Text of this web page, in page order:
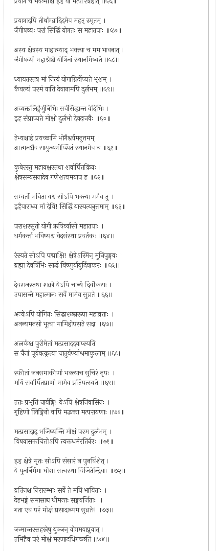
प्रयागादपि तीर्थाग्य्रादिदमेव महत् स्मृतम् ।
जैगीषव्यः परां सिद्धिं योगतः स महातपाः ॥५७॥
अस्य क्षेत्रस्य माहात्म्याद् भक्त्या च मम भावनात् ।
जैगीषव्यो महाश्रेष्ठो योगिनां स्थानमिष्यते ॥५८॥
ध्यायतस्तत्र मां नित्यं योगाग्निर्दीप्यते भृशम् ।
कैवल्यं परमं याति देवानामपि दुर्लभम् ॥५९॥
अव्यक्तलिङ्गैर्मुनिभिः सर्वसिद्धान्त वेदिभिः ।
इह संप्राप्यते मोक्षो दुर्लभो देवदानवैः ॥६०॥
तेभ्यश्चाहं प्रयच्छामि भोगैश्वर्यमनुत्तमम् ।
आत्मनश्चैव सायुज्यमीप्सितं स्थानमेव च ॥६१॥
कुबेरस्तु महायक्षस्तथा शर्वार्पितक्रियः ।
क्षेत्रसम्वसनादेव गणेशत्वमवाप ह ॥६२॥
सम्वर्तो भविता यश्च सोऽपि भक्त्या ममैव तु ।
इहैवाराध्य मां देवि! सिद्धिं यास्यत्यनुत्तमाम् ॥६३॥
पराशरसुतो योगी ऋषिर्व्यासो महातपाः ।
धर्मकर्त्ता भविष्यश्च वेदसंस्था प्रवर्तकः ॥६४॥
रंस्यते सोऽपि पद्माक्षि! क्षेत्रेऽस्मिन् मुनिपुङ्गवः ।
ब्रह्मा देवर्षिभिः सार्द्धं विष्णुर्वायुर्दिवाकरः ॥६५॥
देवराजस्तथा शक्रो येऽपि चान्ये दिवौकसः ।
उपासन्ते महात्मानः सर्वे मामेव सुव्रते ॥६६॥
अन्येऽपि योगिनः सिद्धाश्छन्नरूपा महाव्रताः ।
अनन्यमनसो भूत्वा मामिहोपसते सदा ॥६७॥
अलर्कश्च पुरीमेतां मत्प्रसाददवाप्स्यति ।
स चैनां पूर्ववत्कृत्वा चातुर्वर्ण्याश्रमाकुलाम् ॥६८॥
स्फीतां जनसमाकीर्णां भक्त्याच सुचिरं नृपः ।
मयि सर्वार्पितप्राणो मामेव प्रतिपत्स्यते ॥६९॥
ततः प्रभृति चार्वङ्गि! येऽपि क्षेत्रनिवासिनः ।
गृहिणो लिङ्गिनो वापि मद्भक्ता मत्परायणाः ॥७०॥
मत्प्रसादाद् भजिष्यन्ति मोक्षं परम दुर्लभम् ।
विषयासक्तचित्तोऽपि त्यक्तधर्मरतिर्नरः ॥७१॥
इह क्षेत्रे मृतः सोऽपि संसारं न पुनर्विशेत् ।
ये पुनर्निर्ममा धीराः सत्वस्था विजितेन्द्रियाः ॥७२॥
व्रतिनश्च निरारम्भाः सर्वे ते मयि भाविताः ।
देहभङ्गं समासाद्य धीमन्तः सङ्गवर्जिताः ।
गता एव परं मोक्षं प्रसादान्मम सुव्रते! ॥७३॥
जन्मान्तरसहस्रेषु युञ्जन् योगमवाप्नुयात् ।
तमिहैव परं मोक्षं मरणादधिगच्छति ॥७४॥